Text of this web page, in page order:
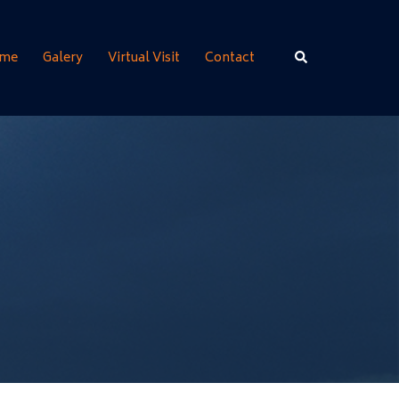
Galery Virtual Visit Contact Rechercher